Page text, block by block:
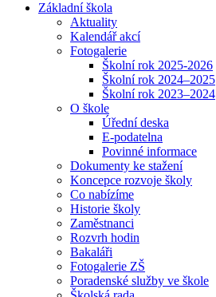
Základní škola
Aktuality
Kalendář akcí
Fotogalerie
Školní rok 2025-2026
Školní rok 2024–2025
Školní rok 2023–2024
O škole
Úřední deska
E-podatelna
Povinné informace
Dokumenty ke stažení
Koncepce rozvoje školy
Co nabízíme
Historie školy
Zaměstnanci
Rozvrh hodin
Bakaláři
Fotogalerie ZŠ
Poradenské služby ve škole